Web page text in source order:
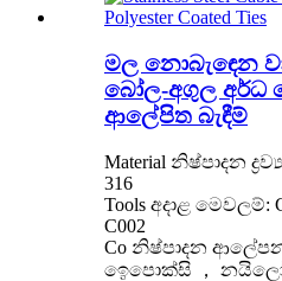
මල නොබැඳෙන
බෝල-අගුල අර්ධ
ආලේපිත බැඳීම්
Material නිෂ්පාදන ද්‍රව්‍ය:
316
Tools අදාළ මෙවලම්:
C002
Co නිෂ්පාදන
ඉෙපොක්සි ，